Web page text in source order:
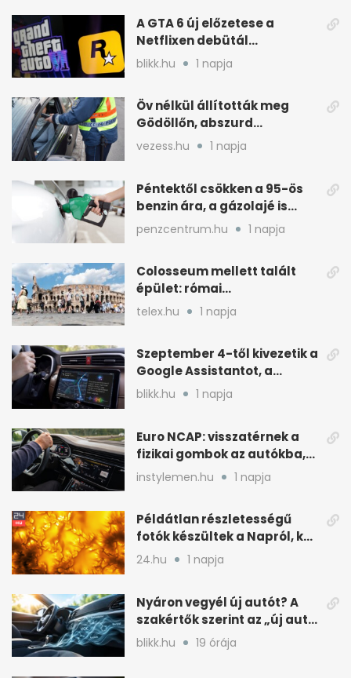
A GTA 6 új előzetese a
Netflixen debütál
augusztus 27-én
blikk.hu 1 napja
Öv nélkül állították meg
Gödöllőn, abszurd
fordulatok jöttek
vezess.hu 1 napja
Péntektől csökken a 95-ös
benzin ára, a gázolajé is
mérséklődik
penzcentrum.hu 1 napja
Colosseum mellett talált
épület: római
tűzoltólaktanya vagy
patríciusház?
telex.hu 1 napja
Szeptember 4-től kivezetik a
Google Assistantot, a
Gemini váltja mobilon is
blikk.hu 1 napja
Euro NCAP: visszatérnek a
fizikai gombok az autókba,
kevesebb nyomkodással
instylemen.hu 1 napja
Példátlan részletességű
fotók készültek a Napról, két
rejtély is tisztulhat
24.hu 1 napja
Nyáron vegyél új autót? A
szakértők szerint az „új autó
illat” miatt
blikk.hu 19 órája